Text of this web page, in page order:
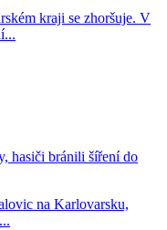
kraji se zhoršuje. V
hasiči bránili šíření do
na Karlovarsku,